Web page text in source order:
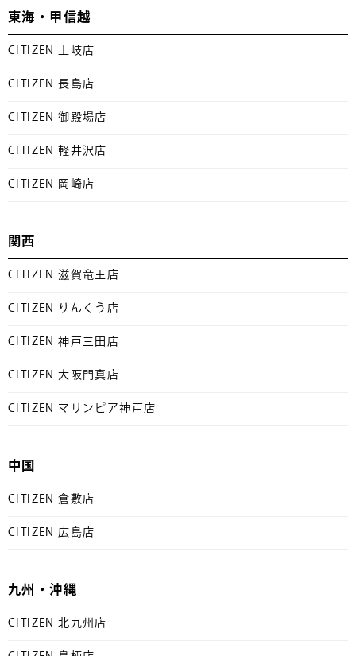
東海・甲信越
CITIZEN 土岐店
CITIZEN 長島店
CITIZEN 御殿場店
CITIZEN 軽井沢店
CITIZEN 岡崎店
関西
CITIZEN 滋賀竜王店
CITIZEN りんくう店
CITIZEN 神戸三田店
CITIZEN 大阪門真店
CITIZEN マリンピア神戸店
中国
CITIZEN 倉敷店
CITIZEN 広島店
九州・沖縄
CITIZEN 北九州店